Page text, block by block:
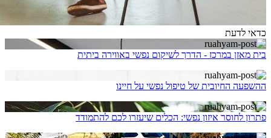
כדאי לדעת
בית מאזן במרכז - הדרך לשיקום נפשי באווירה ביתית
ההשפעה החיובית של טיפול נפשי על חיינו
פתרון לחוסר איזון נפשי: הכלים שיעזרו לכם להתמודד